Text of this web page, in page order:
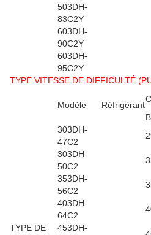
503DH-
83C2Y
603DH-
90C2Y
603DH-
95C2Y
TYPE VITESSE DE DIFFICULTÉ
Modèle Réfrigérant
TYPE DE
303DH-
47C2
303DH-
50C2
353DH-
56C2
403DH-
64C2
453DH-